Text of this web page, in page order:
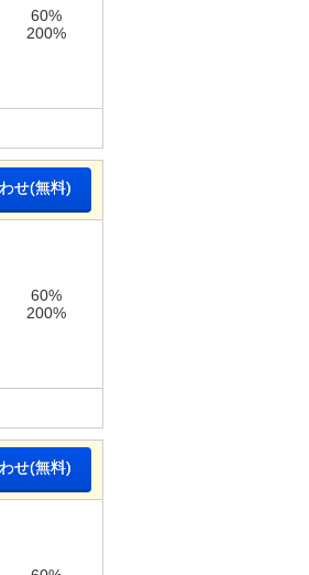
60%
200%
せ(無料)
60%
200%
せ(無料)